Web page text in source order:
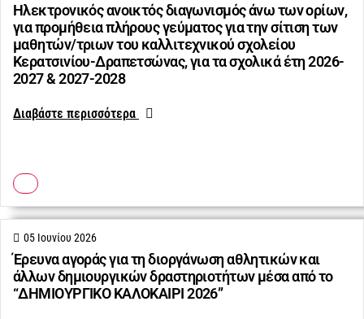
Ηλεκτρονικός ανοικτός διαγωνισμός άνω των ορίων,
για προμήθεια πλήρους γεύματος για την σίτιση των
μαθητών/τριων του καλλιτεχνικού σχολείου
Κερατσινίου-Δραπετσώνας, για τα σχολικά έτη 2026-
2027 & 2027-2028
Διαβάστε περισσότερα
Έρευνα αγοράς για τη διοργάνωση αθλητικών και
άλλων δημιουργικών δραστηριοτήτων μέσα από το
“ΔΗΜΙΟΥΡΓΙΚΟ ΚΑΛΟΚΑΙΡΙ 2026”
05 Ιουνίου 2026